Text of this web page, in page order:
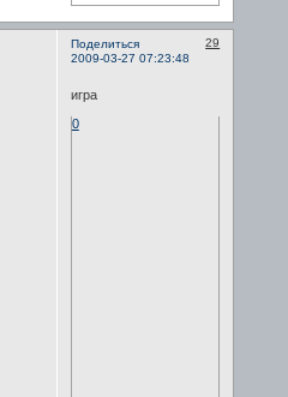
Поделиться
29
2009-03-27 07:23:48
игра
0